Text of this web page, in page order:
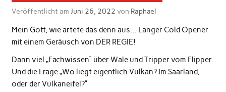
Veröffentlicht am Juni 26, 2022 von Raphael
Mein Gott, wie artete das denn aus… Langer Cold Opener
mit einem Geräusch von DER REGIE!
Dann viel „Fachwissen“ über Wale und Tripper vom Flipper.
Und die Frage „Wo liegt eigentlich Vulkan? Im Saarland,
oder der Vulkaneifel?“